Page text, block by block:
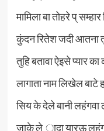
मामिला बा तोहरे प् सम्हार
कुंदन रितेश जदी आतना
तुहि बतावा ऐइसे प्यार का
लागाता नाम लिखेल
सिय के देले बानी
जाके ले ादा यारऊ